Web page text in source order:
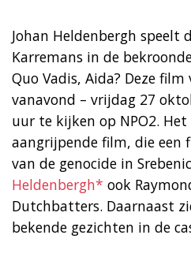
Johan Heldenbergh speelt
Karremans in de
Quo Vadis, Aida? Deze
vanavond – vrijdag 27
uur te kijken op NPO2. Het
aangrijpende film, die een
van de genocide in
Heldenbergh* ook
Dutchbatters. Daarnaast
bekende gezichten in de